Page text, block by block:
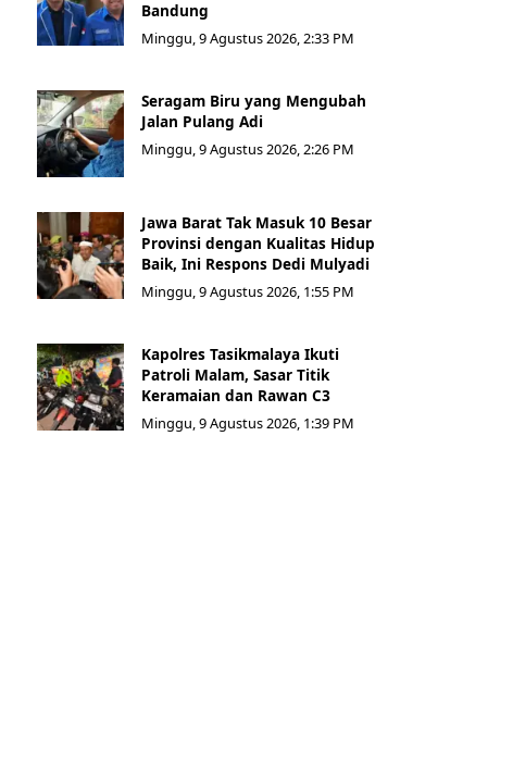
Bandung
Minggu, 9 Agustus 2026, 2:33 PM
Seragam Biru yang Mengubah
Jalan Pulang Adi
Minggu, 9 Agustus 2026, 2:26 PM
Jawa Barat Tak Masuk 10 Besar
Provinsi dengan Kualitas Hidup
Baik, Ini Respons Dedi Mulyadi
Minggu, 9 Agustus 2026, 1:55 PM
Kapolres Tasikmalaya Ikuti
Patroli Malam, Sasar Titik
Keramaian dan Rawan C3
Minggu, 9 Agustus 2026, 1:39 PM